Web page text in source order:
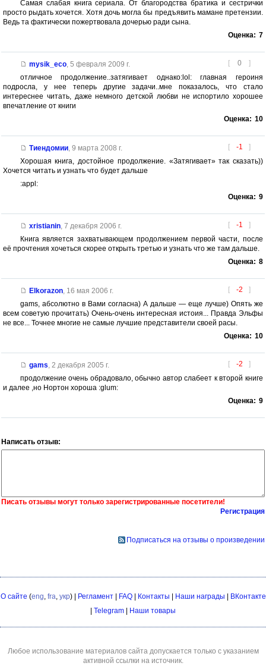
Самая слабая книга сериала. От благородства братика и сестрички
просто рыдать хочется. Хотя дочь могла бы предъявить мамане претензии.
Ведь та фактически пожертвовала дочерью ради сына.
Оценка: 7
[ 0 ]
mysik_eco, 5 февраля 2009 г.
отличное продолжение..затягивает однако:lol: главная героиня
подросла, у нее теперь другие задачи..мне показалось, что стало
интереснее читать, даже немного детской любви не испортило хорошее
впечатление от книги
Оценка: 10
[ -1 ]
Тиендомии, 9 марта 2008 г.
Хорошая книга, достойное продолжение. «Затягивает» так сказать))
Хочется читать и узнать что будет дальше
:appl:
Оценка: 9
[ -1 ]
xristianin, 7 декабря 2006 г.
Книга является захватывающем продолжением первой части, после
её прочтения хочеться скорее открыть третью и узнать что же там дальше.
Оценка: 8
[ -2 ]
Elkorazon, 16 мая 2006 г.
gams, абсолютно в Вами согласна) А дальше — еще лучше) Опять же
всем советую прочитать) Очень-очень интересная истоия... Правда Эльфы
не все... Точнее многие не самые лучшие представители своей расы.
Оценка: 10
[ -2 ]
gams, 2 декабря 2005 г.
продолжение очень обрадовало, обычно автор слабеет к второй книге
и далее ,но Нортон хороша :glum:
Оценка: 9
Написать отзыв:
Писать отзывы могут только зарегистрированные посетители!
Регистрация
Подписаться на отзывы о произведении
О сайте (eng, fra, укр) | Регламент| FAQ| Контакты Наши награды
ВКонтакте
Telegram Наши товары
Любое использование материалов сайта допускается только с указанием
активной ссылки на источник.